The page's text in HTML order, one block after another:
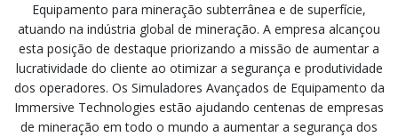
Equipamento para mineração subterrânea e de superfície,
atuando na indústria global de mineração. A empresa alcançou
esta posição de destaque priorizando a missão de aumentar a
lucratividade do cliente ao otimizar a segurança e produtividade
dos operadores. Os Simuladores Avançados de Equipamento da
Immersive Technologies estão ajudando centenas de empresas
de mineração em todo o mundo a aumentar a segurança dos